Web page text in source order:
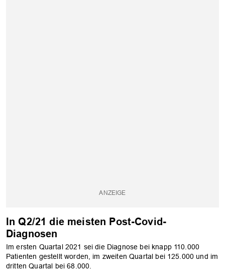
In Q2/21 die meisten Post-Covid-
Diagnosen
Im ersten Quartal 2021 sei die Diagnose bei knapp 110.000
Patienten gestellt worden, im zweiten Quartal bei 125.000 und im
dritten Quartal bei 68.000.